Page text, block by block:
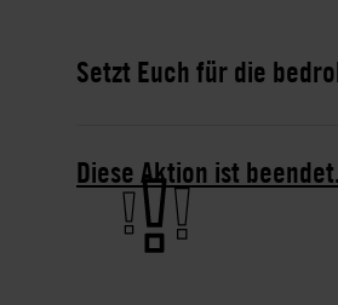
Setzt Euch für die
Diese Aktion ist